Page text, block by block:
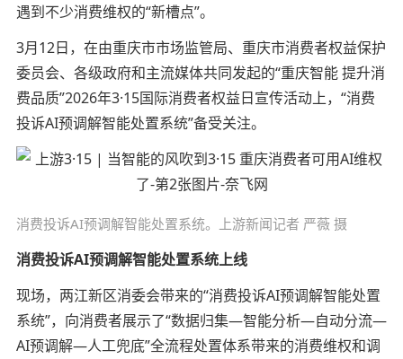
遇到不少消费维权的“新槽点”。
3月12日，在由重庆市市场监管局、重庆市消费者权益保护
委员会、各级政府和主流媒体共同发起的“重庆智能 提升消
费品质”2026年3·15国际消费者权益日宣传活动上，“消费
投诉AI预调解智能处置系统”备受关注。
消费投诉AI预调解智能处置系统。 上游新闻记者 严薇 摄
消费投诉AI预调解智能处置系统上线
现场，两江新区消委会带来的“消费投诉AI预调解智能处置
系统”，向消费者展示了“数据归集—智能分析—自动分流—
AI预调解—人工兜底”全流程处置体系带来的消费维权和调